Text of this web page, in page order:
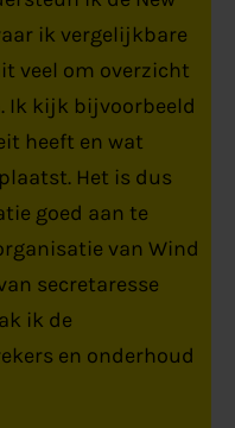
ik vergelijkbare
veel om overzicht
Ik kijk bijvoorbeeld
heeft en wat
Het is dus
goed aan te
van Wind
secretaresse
ik de
en onderhoud